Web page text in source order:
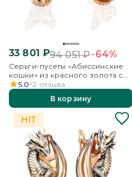
33 801 ₽94 051₽-64%
Серьги-пусеты «Абиссинские
кошки» из красного золота с
эмалью
5.0 2 отзыва
В корзину